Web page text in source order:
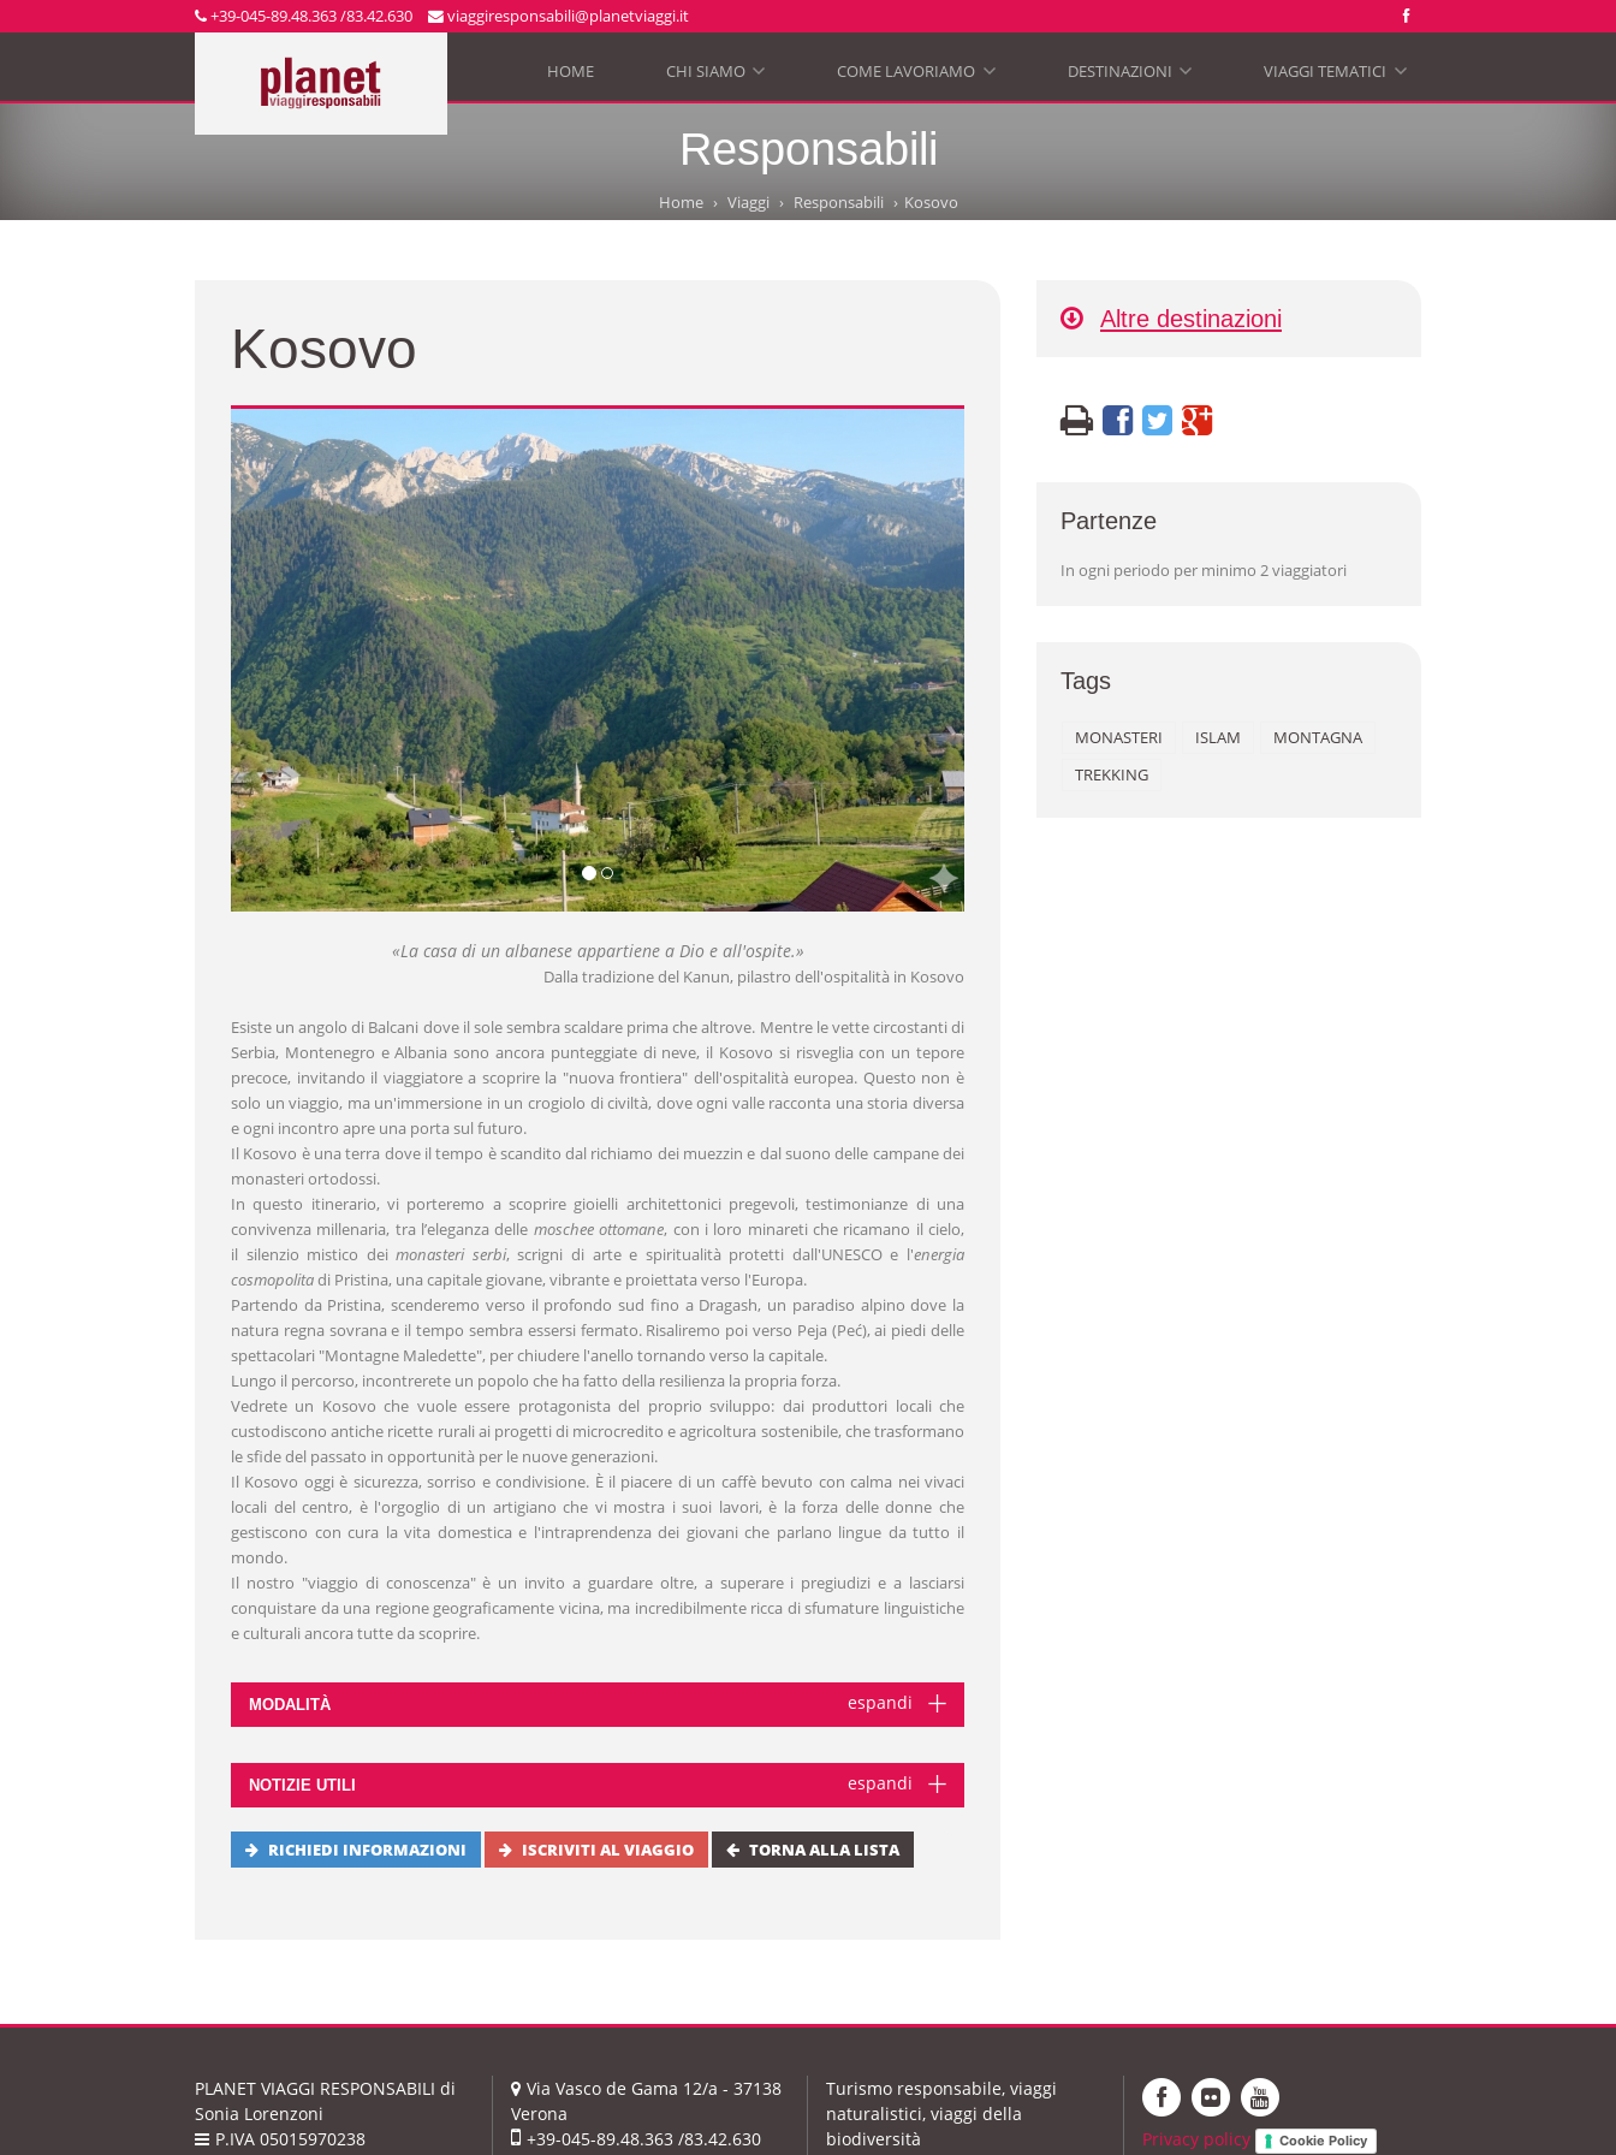
+39-045-89.48.363 /83.42.630 viaggiresponsabili@planetviaggi.it
HOME
CHI SIAMO
COME LAVORIAMO
DESTINAZIONI
VIAGGI TEMATICI
Responsabili
Home Viaggi Responsabili Kosovo
Kosovo
«La casa di un albanese appartiene a Dio e all'ospite.»
Dalla tradizione del Kanun, pilastro dell'ospitalità in Kosovo
Esiste un angolo di Balcani dove il sole sembra scaldare prima che altrove. Mentre le vette circostanti di
Serbia, Montenegro e Albania sono ancora punteggiate di neve, il Kosovo si risveglia con un tepore
precoce, invitando il viaggiatore a scoprire la "nuova frontiera" dell'ospitalità europea. Questo non è
solo un viaggio, ma un'immersione in un crogiolo di civiltà, dove ogni valle racconta una storia diversa
e ogni incontro apre una porta sul futuro.
Il Kosovo è una terra dove il tempo è scandito dal richiamo dei muezzin e dal suono delle campane dei
monasteri ortodossi.
In questo itinerario, vi porteremo a scoprire gioielli architettonici pregevoli, testimonianze di una
convivenza millenaria, tra l’eleganza delle moschee ottomane, con i loro minareti che ricamano il cielo,
il silenzio mistico deimonasteri serbi, scrigni di arte e spiritualità protetti dall'UNESCO e l'energia
cosmopolitadi Pristina, una capitale giovane, vibrante e proiettata verso l'Europa.
Partendo da Pristina, scenderemo verso il profondo sud fino a Dragash, un paradiso alpino dove la
natura regna sovrana e il tempo sembra essersi fermato. Risaliremo poi verso Peja (Peć), ai piedi delle
spettacolari "Montagne Maledette", per chiudere l'anello tornando verso la capitale.
Lungo il percorso, incontrerete un popolo che ha fatto della resilienza la propria forza.
Vedrete un Kosovo che vuole essere protagonista del proprio sviluppo: dai produttori locali che
custodiscono antiche ricette rurali ai progetti di microcredito e agricoltura sostenibile, che trasformano
le sfide del passato in opportunità per le nuove generazioni.
Il Kosovo oggi è sicurezza, sorriso e condivisione. È il piacere di un caffè bevuto con calma nei vivaci
locali del centro, è l'orgoglio di un artigiano che vi mostra i suoi lavori, è la forza delle donne che
gestiscono con cura la vita domestica e l'intraprendenza dei giovani che parlano lingue da tutto il
mondo.
Il nostro "viaggio di conoscenza" è un invito a guardare oltre, a superare i pregiudizi e a lasciarsi
conquistare da una regione geograficamente vicina, ma incredibilmente ricca di sfumature linguistiche
e culturali ancora tutte da scoprire.
MODALITÀ espandi
NOTIZIE UTILI espandi
RICHIEDI INFORMAZIONI ISCRIVITI AL VIAGGIO TORNA ALLA LISTA
Altre destinazioni
Partenze
In ogni periodo per minimo 2 viaggiatori
Tags
MONASTERI ISLAM
MONTAGNA
TREKKING
PLANET VIAGGI RESPONSABILI di
Sonia Lorenzoni
P.IVA 05015970238
Via Vasco de Gama 12/a - 37138
Verona
+39-045-89.48.363 /83.42.630
Turismo responsabile, viaggi
naturalistici, viaggi della
biodiversità
Privacy policy Cookie Policy